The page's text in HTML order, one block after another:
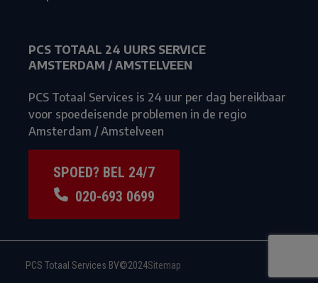
PCS TOTAAL 24 UURS SERVICE
AMSTERDAM / AMSTELVEEN
PCS Totaal Services is 24 uur per dag bereikbaar
voor spoedeisende problemen in de regio
Amsterdam / Amstelveen
SPOED? BEL 24/7
020-693 0699
PCS Totaal Services BV©2024Sitemap